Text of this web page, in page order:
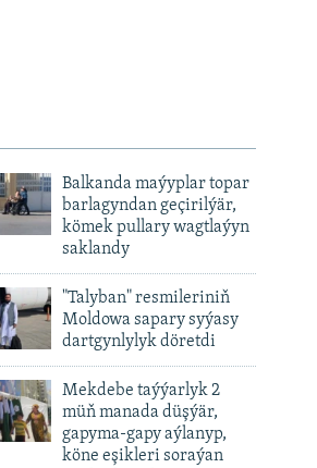
Balkanda maýyplar topar
barlagyndan geçirilýär,
kömek pullary wagtlaýyn
saklandy
"Talyban" resmileriniň
Moldowa sapary syýasy
dartgynlylyk döretdi
Mekdebe taýýarlyk 2
müň manada düşýär,
gapyma-gapy aýlanyp,
köne eşikleri soraýan